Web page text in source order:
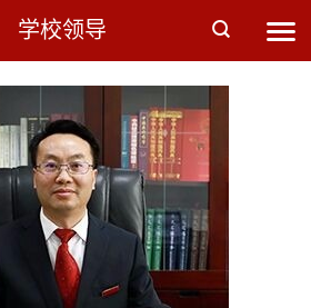
学校领导